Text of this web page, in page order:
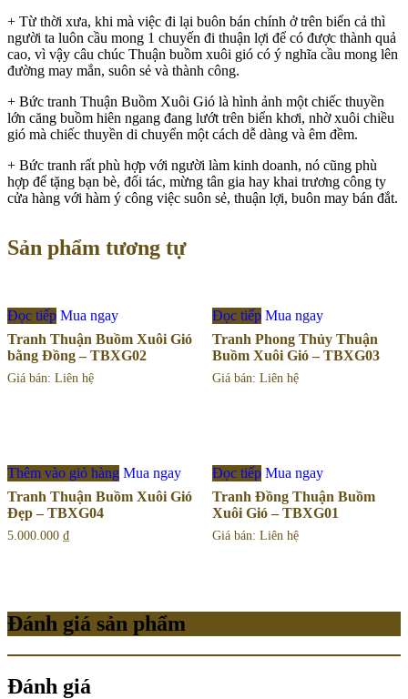
+ Từ thời xưa, khi mà việc đi lại buôn bán chính ở trên biển cả thì
người ta luôn cầu mong 1 chuyến đi thuận lợi để có được thành quả
cao, vì vậy câu chúc Thuận buồm xuôi gió có ý nghĩa cầu mong lên
đường may mắn, suôn sẻ và thành công.
+ Bức tranh Thuận Buồm Xuôi Gió là hình ảnh một chiếc thuyền
lớn căng buồm hiên ngang đang lướt trên biển khơi, nhờ xuôi chiều
gió mà chiếc thuyền di chuyển một cách dễ dàng và êm đềm.
+ Bức tranh rất phù hợp với người làm kinh doanh, nó cũng phù
hợp để tặng bạn bè, đối tác, mừng tân gia hay khai trương công ty
cửa hàng với hàm ý công việc suôn sẻ, thuận lợi, buôn may bán đắt.
Sản phẩm tương tự
Đọc tiếp Mua ngay
Tranh Thuận Buồm Xuôi Gió
bằng Đồng – TBXG02
Giá bán: Liên hệ
Đọc tiếp Mua ngay
Tranh Phong Thủy Thuận
Buồm Xuôi Gió – TBXG03
Giá bán: Liên hệ
Thêm vào giỏ hàng Mua ngay
Tranh Thuận Buồm Xuôi Gió
Đẹp – TBXG04
5.000.000 ₫
Đọc tiếp Mua ngay
Tranh Đồng Thuận Buồm
Xuôi Gió – TBXG01
Giá bán: Liên hệ
Đánh giá sản phẩm
Đánh giá